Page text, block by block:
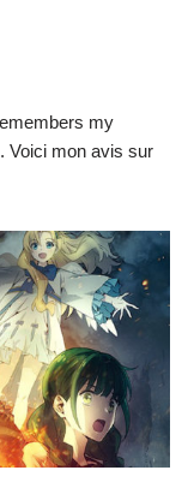
my
Voici mon avis sur